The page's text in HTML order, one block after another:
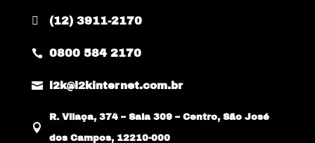
 (12) 3911-2170
 0800 584 2170
 l2k@l2kinternet.com.br

R. Vilaça, 374 – Sala 309 – Centro, São José
dos Campos, 12210-000